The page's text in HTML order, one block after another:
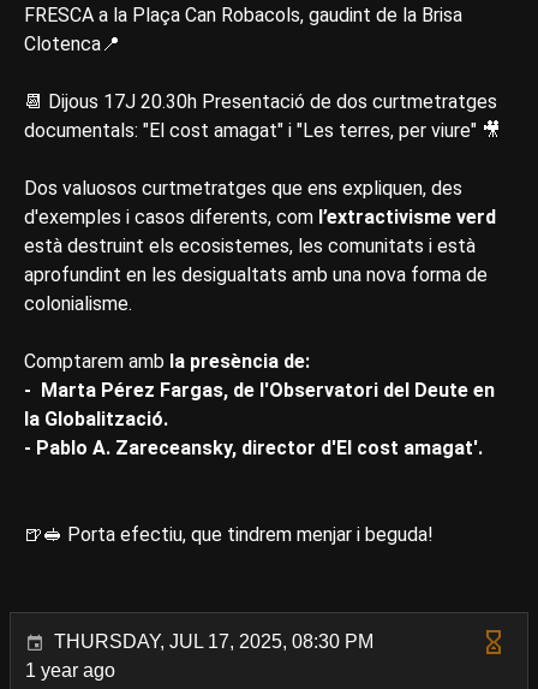
FRESCA a la Plaça Can Robacols, gaudint de la Brisa
Clotenca📍
📆 Dijous 17J 20.30h Presentació de dos curtmetratges
documentals: "El cost amagat" i "Les terres, per viure" 🎥
Dos valuosos curtmetratges que ens expliquen, des
d'exemples i casos diferents, com l’extractivisme verd
està destruint els ecosistemes, les comunitats i està
aprofundint en les desigualtats amb una nova forma de
colonialisme.
Comptarem amb la presència de:
- Marta Pérez Fargas, de l'Observatori del Deute en
la Globalització.
- Pablo A. Zareceansky, director d'El cost amagat'.
🍺🥪 Porta efectiu, que tindrem menjar i beguda!
THURSDAY, JUL 17, 2025, 08:30 PM
1 year ago